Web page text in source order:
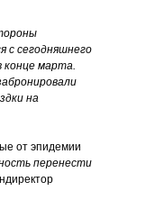
с сегодняшнего
конце марта.
на
от эпидемии
перенести